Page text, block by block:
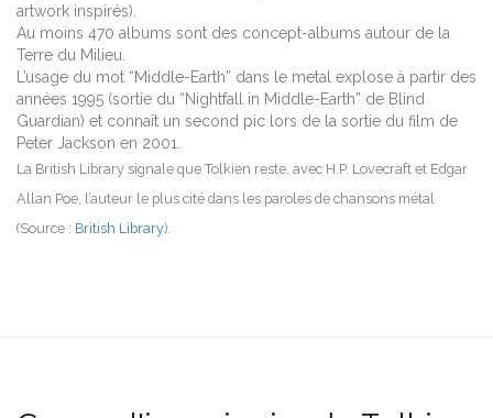
artwork inspirés).
Au moins 470 albums sont des concept-albums autour de la
Terre du Milieu.
L’usage du mot “Middle-Earth” dans le metal explose à partir des
années 1995 (sortie du “Nightfall in Middle-Earth” de Blind
Guardian) et connaît un second pic lors de la sortie du film de
Peter Jackson en 2001.
La British Library signale que Tolkien reste, avec H.P. Lovecraft et Edgar
Allan Poe, l’auteur le plus cité dans les paroles de chansons métal
(Source : British Library).